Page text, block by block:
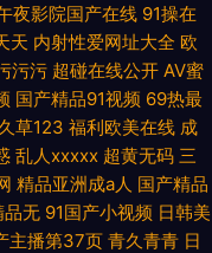
夜影院国产在线 91操在
天 内射性爱网址大全 欧
污污 超碰在线公开 AV蜜
国产精品91视频 69热最
久草123 福利欧美在线 成
乱人xxxxx 超黄无码 三
精品亚洲成a人 国产精品
品无 91国产小视频 日韩美
主播第37页 青久青青 日